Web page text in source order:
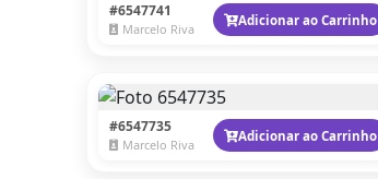
#6547741
Marcelo Riva
Adicionar ao Carrinho
#6547735
Marcelo Riva
Adicionar ao Carrinho